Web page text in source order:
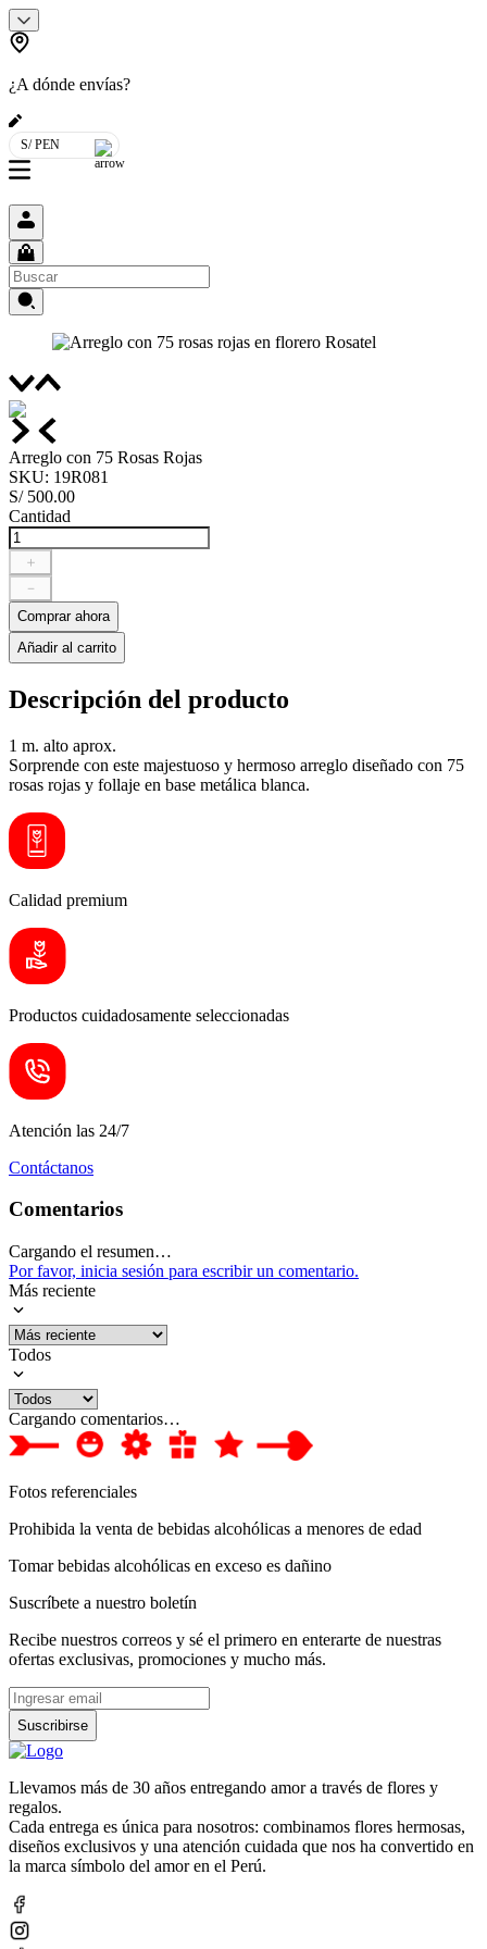
¿A dónde envías?
S/ PEN
Arreglo con 75 Rosas Rojas
SKU: 19R081
S/ 500.00
Cantidad
＋
－
Comprar ahora
Añadir al carrito
Descripción del producto
1 m. alto aprox.
Sorprende con este majestuoso y hermoso arreglo diseñado con 75
rosas rojas y follaje en base metálica blanca.
Calidad premium
Productos cuidadosamente seleccionadas
Atención las 24/7
Contáctanos
Comentarios
Cargando el resumen…
Por favor, inicia sesión para escribir un comentario.
Más reciente
Todos
Cargando comentarios…
Fotos referenciales
Prohibida la venta de bebidas alcohólicas a menores de edad
Tomar bebidas alcohólicas en exceso es dañino
Suscríbete a nuestro boletín
Recibe nuestros correos y sé el primero en enterarte de nuestras
ofertas exclusivas, promociones y mucho más.
Suscribirse
Llevamos más de 30 años entregando amor a través de flores y
regalos.
Cada entrega es única para nosotros: combinamos flores hermosas,
diseños exclusivos y una atención cuidada que nos ha convertido en
la marca símbolo del amor en el Perú.